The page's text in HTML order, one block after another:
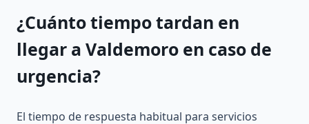
¿Cuánto tiempo tardan en
llegar a Valdemoro en caso de
urgencia?
El tiempo de respuesta habitual para servicios